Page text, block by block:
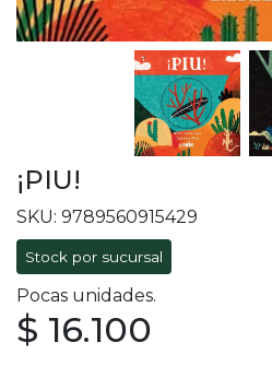
¡PIU!
SKU: 9789560915429
Stock por sucursal
Pocas unidades.
$ 16.100